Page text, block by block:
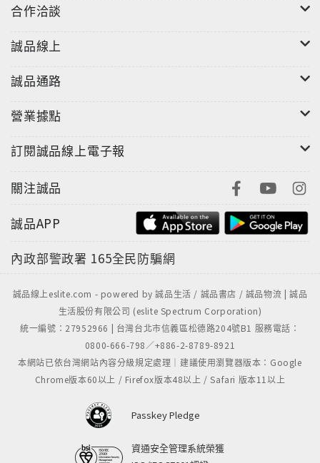
合作洽談
誠品線上
誠品通路
營業據點
訂閱誠品線上電子報
關注誠品
誠品APP
內政部警政署 165全民防騙網
誠品線上eslite.com - powered by 誠品生活 / 誠品書店 / 誠品物流 | 誠品
生活股份有限公司 (eslite Spectrum Corporation)
統一編號：27952966 | 台灣台北市信義區松德路204號B1 服務電話：
0800-666-798／+886-2-8789-8921
本網站已依台灣網站內容分級規定處理｜建議使用瀏覽器版本：Google
Chrome版本60以上 / Firefox版本48以上 / Safari 版本11以上
Passkey Pledge
資通安全管理系統榮獲